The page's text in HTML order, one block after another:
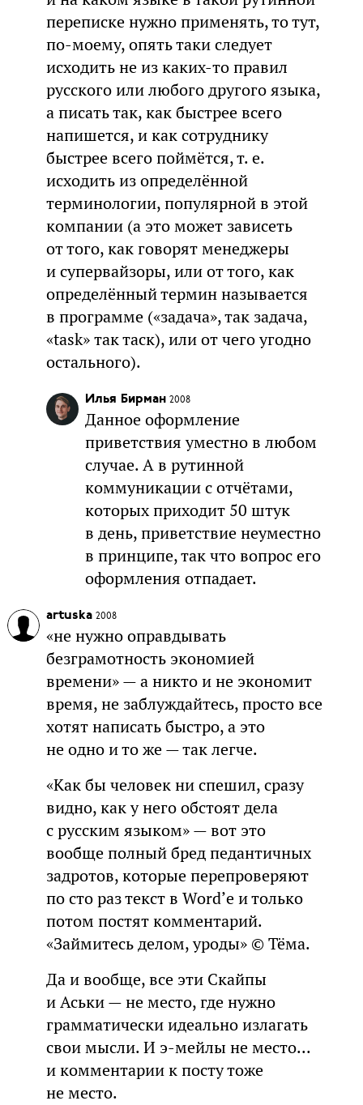
переписке нужно применять, то тут,
по-моему, опять таки следует
исходить не из каких-то правил
русского или любого другого языка,
а писать так, как быстрее всего
напишется, и как сотруднику
быстрее всего поймётся, т. е.
исходить из определённой
терминологии, популярной в этой
компании (а это может зависеть
от того, как говорят менеджеры
и супервайзоры, или от того, как
определённый термин называется
в программе («задача», так задача,
«task» так таск), или от чего угодно
остального).
Илья Бирман 2008
Данное оформление
приветствия уместно в любом
случае. А в рутинной
коммуникации с отчётами,
которых приходит 50 штук
в день, приветствие неуместно
в принципе, так что вопрос его
оформления отпадает.
artuska 2008
«не нужно оправдывать
безграмотность экономией
времени» — а никто и не экономит
время, не заблуждайтесь, просто все
хотят написать быстро, а это
не одно и то же — так легче.
«Как бы человек ни спешил, сразу
видно, как у него обстоят дела
с русским языком» — вот это
вообще полный бред педантичных
задротов, которые перепроверяют
по сто раз текст в Word’е и только
потом постят комментарий.
«Займитесь делом, уроды» © Тёма.
Да и вообще, все эти Скайпы
и Аськи — не место, где нужно
грамматически идеально излагать
свои мысли. И э-мейлы не место...
и комментарии к посту тоже
не место.